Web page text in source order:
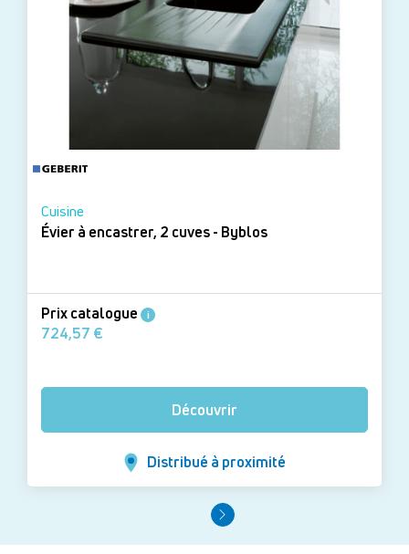
Cuisine
Évier à encastrer, 2 cuves - Byblos
Prix catalogue i
724,57 €
Découvrir
Distribué à proximité